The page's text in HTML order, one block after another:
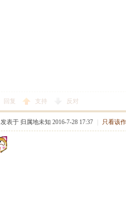
回复 支持 反对
发表于 归属地未知 2016-7-28 17:37 只看该